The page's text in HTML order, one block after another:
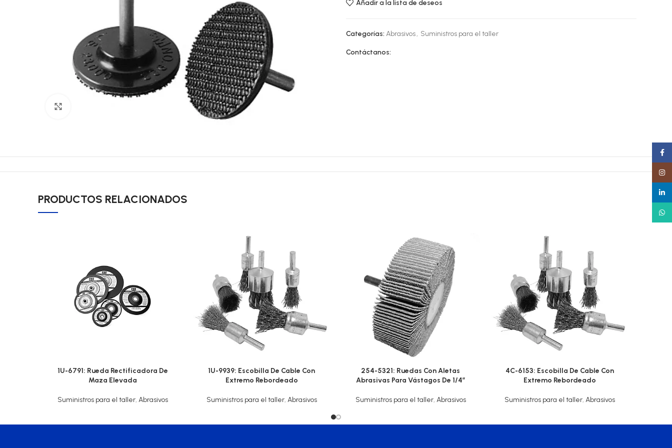
Añadir a la lista de deseos
Categorías: Abrasivos, Suministros para el taller
Contáctanos:
PRODUCTOS RELACIONADOS
1U-6791: Rueda Rectificadora De
Maza Elevada
Suministros para el taller, Abrasivos
1U-9939: Escobilla De Cable Con
Extremo Rebordeado
Suministros para el taller, Abrasivos
254-5321: Ruedas Con Aletas
Abrasivas Para Vástagos De 1/4″
Suministros para el taller, Abrasivos
4C-6153: Escobilla De Cable Con
Extremo Rebordeado
Suministros para el taller, Abrasivos